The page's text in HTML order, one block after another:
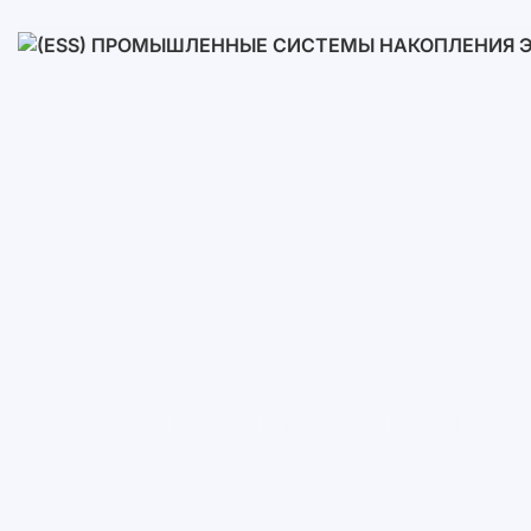
Низковольтные